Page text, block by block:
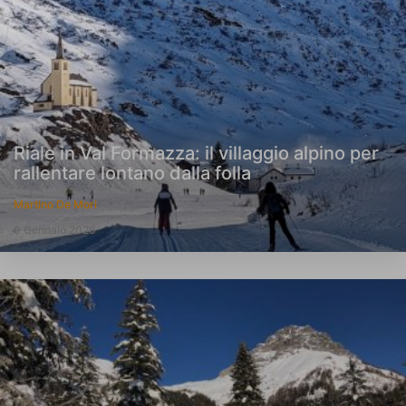
Riale in Val Formazza: il villaggio alpino per
rallentare lontano dalla folla
Martino De Mori
9 Gennaio 2026